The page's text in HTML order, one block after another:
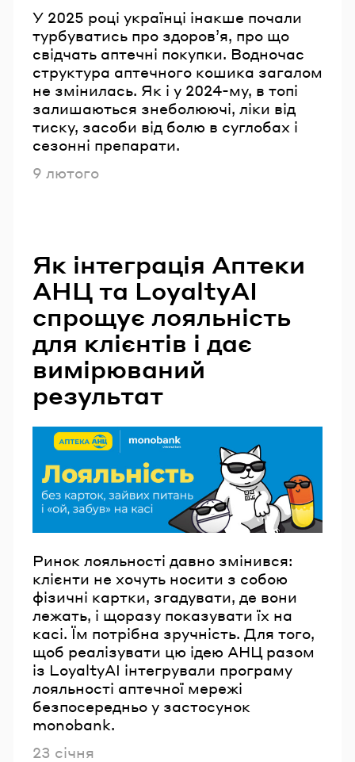
У 2025 році українці інакше почали
турбуватись про здоров’я, про що
свідчать аптечні покупки. Водночас
структура аптечного кошика загалом
не змінилась. Як і у 2024-му, в топі
залишаються знеболюючі, ліки від
тиску, засоби від болю в суглобах і
сезонні препарати.
Опубліковано
9 лютого
Як інтеграція Аптеки
АНЦ та LoyaltyAI
спрощує лояльність
для клієнтів і дає
вимірюваний
результат
Ринок лояльності давно змінився:
клієнти не хочуть носити з собою
фізичні картки, згадувати, де вони
лежать, і щоразу показувати їх на
касі. Їм потрібна зручність. Для того,
щоб реалізувати цю ідею АНЦ разом
із LoyaltyAI інтегрували програму
лояльності аптечної мережі
безпосередньо у застосунок
monobank.
Опубліковано
23 січня